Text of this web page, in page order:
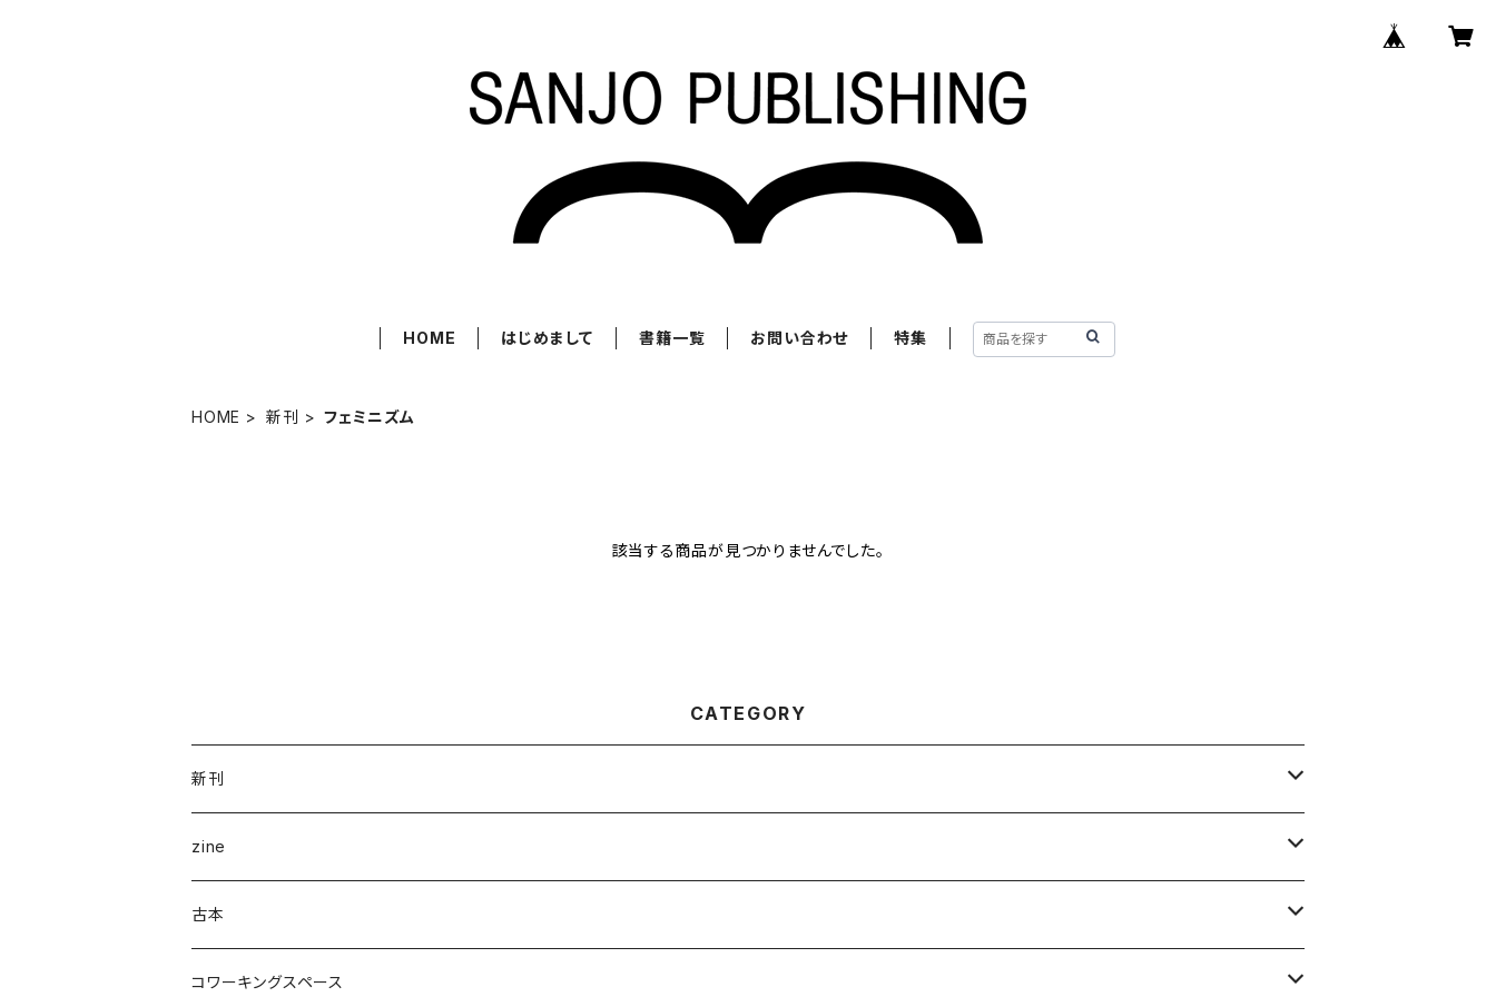
HOME はじめまして 書籍一覧 お問い合わせ 特集
HOME 新刊 フェミニズム
該当する商品が見つかりませんでした。
CATEGORY
新刊
企画展＆ブックフェア
ナナロク社
書肆侃侃房
ことば・文学・エッセイ
新潟県作家
人文
zine
新潟県
まちの日々編集室
写真集
古本
アート・デザイン
コワーキングスペース